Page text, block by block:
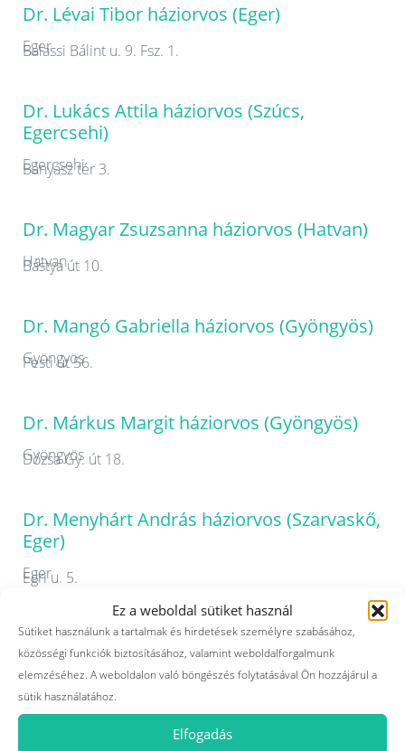
Ez a weboldal sütiket használ
Sütiket használunk a tartalmak és hirdetések személyre szabásához,
közösségi funkciók biztosításához, valamint weboldalforgalmunk
elemzéséhez. A weboldalon való böngészés folytatásával Ön hozzájárul a
sütik használatához.
Elfogadás
Dr. Lévai Tibor háziorvos (Eger)
Eger
Balassi Bálint u. 9. Fsz. 1.
Dr. Lukács Attila háziorvos (Szúcs,
Egercsehi)
Egercsehi
Bányász tér 3.
Dr. Magyar Zsuzsanna háziorvos (Hatvan)
Hatvan
Bástya út 10.
Dr. Mangó Gabriella háziorvos (Gyöngyös)
Gyöngyös
Pesti út 56.
Dr. Márkus Margit háziorvos (Gyöngyös)
Gyöngyös
Dózsa Gy. út 18.
Dr. Menyhárt András háziorvos (Szarvaskő,
Eger)
Eger
Egri u. 5.
Dr. Moldván Andrea háziorvos (Eger)
Eger
Grónay Sándor u. 9.
Dr. Molnár Marianna háziorvos (Gyöngyös)